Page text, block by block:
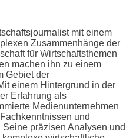
mit einem
Zusammenhänge der
für Wirtschaftsthemen
machen ihn zu einem
Gebiet der
einem Hintergrund in der
Erfahrung als
Medienunternehmen
und
präzisen Analysen und